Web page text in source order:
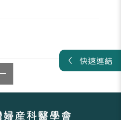
快速連結